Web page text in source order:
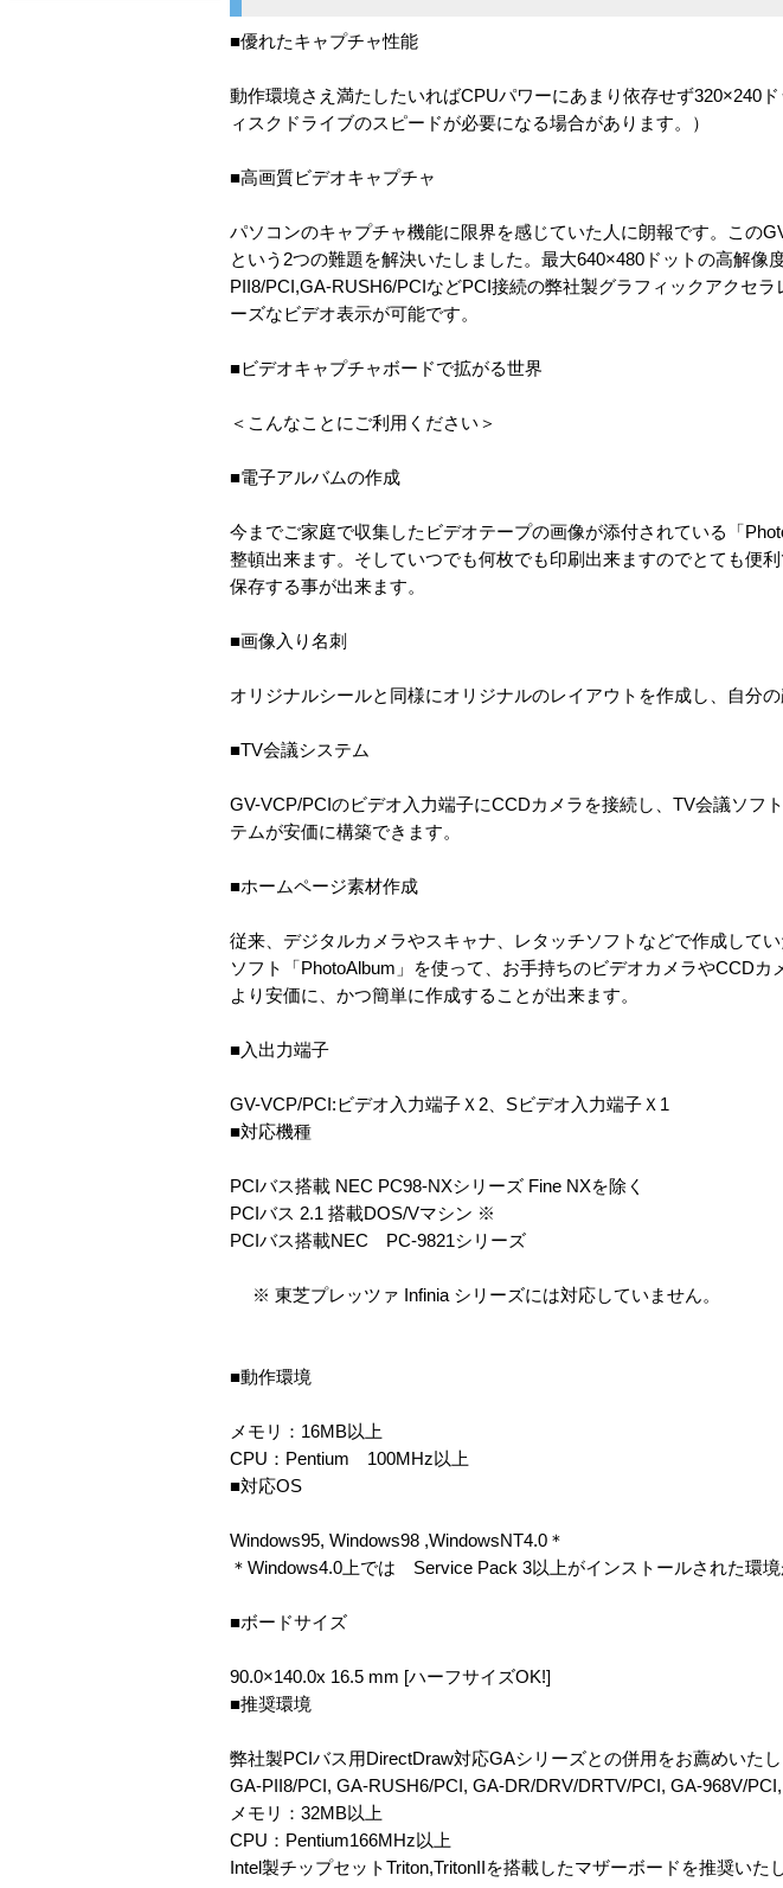
■優れたキャプチャ性能
動作環境さえ満たしたいればCPUパワーにあまり依存せず320×240
ィスクドライブのスピードが必要になる場合があります。）
■高画質ビデオキャプチャ
パソコンのキャプチャ機能に限界を感じていた人に朗報です。この
という2つの難題を解決いたしました。最大640×480ドットの高解像
PII8/PCI,GA-RUSH6/PCIなどPCI接続の弊社製グラフィックアクセ
ーズなビデオ表示が可能です。
■ビデオキャプチャボードで拡がる世界
＜こんなことにご利用ください＞
■電子アルバムの作成
今までご家庭で収集したビデオテープの画像が添付されている「
整頓出来ます。そしていつでも何枚でも印刷出来ますのでとても便
保存する事が出来ます。
■画像入り名刺
オリジナルシールと同様にオリジナルのレイアウトを作成し、自分
■TV会議システム
GV-VCP/PCIのビデオ入力端子にCCDカメラを接続し、TV会議ソフ
テムが安価に構築できます。
■ホームページ素材作成
従来、デジタルカメラやスキャナ、レタッチソフトなどで作成して
ソフト「PhotoAlbum」を使って、お手持ちのビデオカメラやCCD
より安価に、かつ簡単に作成することが出来ます。
■入出力端子
GV-VCP/PCI:ビデオ入力端子Ｘ2、Sビデオ入力端子Ｘ1
■対応機種
PCIバス搭載 NEC PC98-NXシリーズ Fine NXを除く
PCIバス 2.1 搭載DOS/Vマシン ※
PCIバス搭載NEC PC-9821シリーズ
※ 東芝プレッツァ Infinia シリーズには対応していません。
■動作環境
メモリ：16MB以上
CPU：Pentium 100MHz以上
■対応OS
Windows95, Windows98 ,WindowsNT4.0＊
＊Windows4.0上では Service Pack 3以上がインストールされた環境
■ボードサイズ
90.0×140.0x 16.5 mm [ハーフサイズOK!]
■推奨環境
弊社製PCIバス用DirectDraw対応GAシリーズとの併用をお薦めいたし
GA-PII8/PCI, GA-RUSH6/PCI, GA-DR/DRV/DRTV/PCI, GA-968V/
メモリ：32MB以上
CPU：Pentium166MHz以上
Intel製チップセットTriton,TritonIIを搭載したマザーボードを推奨いた